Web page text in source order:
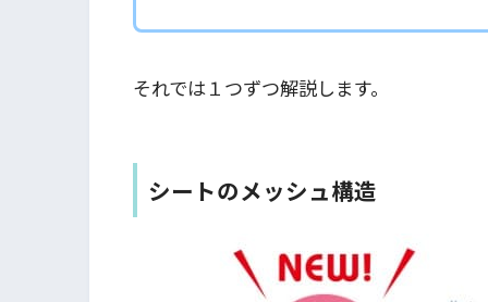
それでは１つずつ解説します。
シートのメッシュ構造